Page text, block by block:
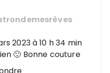
2023 à 10 h 34 min
🙂 Bonne couture